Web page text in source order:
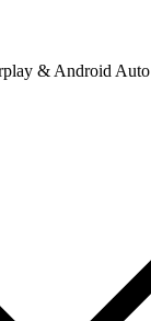
& Android Auto